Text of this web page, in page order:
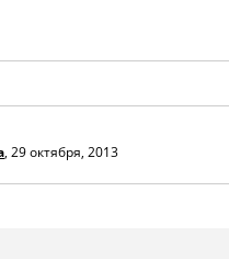
, 29 октября, 2013